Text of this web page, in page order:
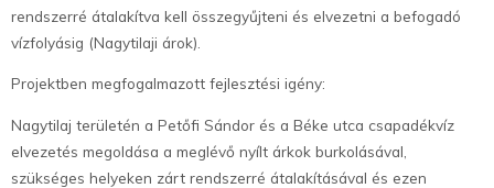
rendszerré átalakítva kell összegyűjteni és elvezetni a befogadó
vízfolyásig (Nagytilaji árok).
Projektben megfogalmazott fejlesztési igény:
Nagytilaj területén a Petőfi Sándor és a Béke utca csapadékvíz
elvezetés megoldása a meglévő nyílt árkok burkolásával,
szükséges helyeken zárt rendszerré átalakításával és ezen